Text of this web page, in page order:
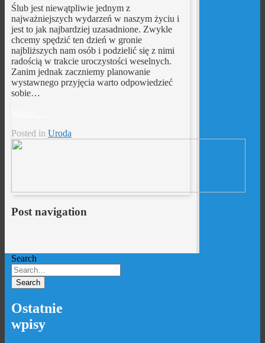
Ślub jest niewątpliwie jednym z
najważniejszych wydarzeń w naszym życiu i
jest to jak najbardziej uzasadnione. Zwykle
chcemy spędzić ten dzień w gronie
najbliższych nam osób i podzielić się z nimi
radością w trakcie uroczystości weselnych.
Zanim jednak zaczniemy planowanie
wystawnego przyjęcia warto odpowiedzieć
sobie…
Posted in Uroda
Post navigation
Search
Ostatnie
wpisy